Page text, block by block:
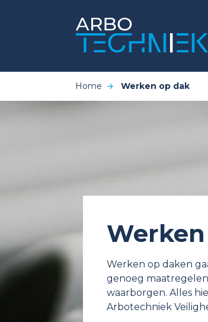
Home Werken op dak
Werken op daken
genoeg
waarborgen. Alles
Arbotechniek